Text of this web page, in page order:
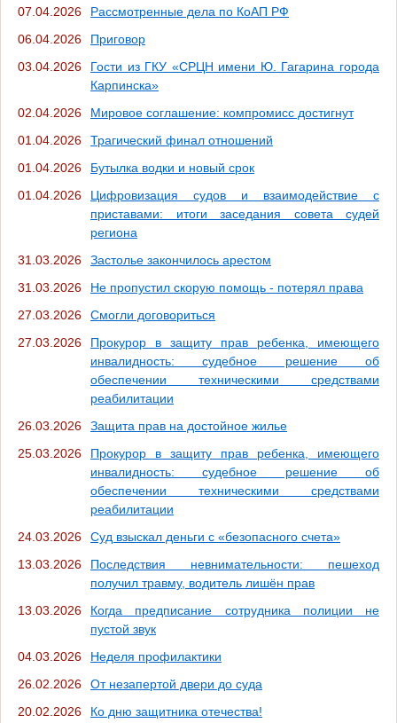
07.04.2026
Рассмотренные дела по КоАП РФ
06.04.2026
Приговор
03.04.2026
Гости из ГКУ «СРЦН имени Ю. Гагарина города
Карпинска»
02.04.2026
Мировое соглашение: компромисс достигнут
01.04.2026
Трагический финал отношений
01.04.2026
Бутылка водки и новый срок
01.04.2026
Цифровизация судов и взаимодействие с
приставами: итоги заседания совета судей
региона
31.03.2026
Застолье закончилось арестом
31.03.2026
Не пропустил скорую помощь - потерял права
27.03.2026
Смогли договориться
27.03.2026
Прокурор в защиту прав ребенка, имеющего
инвалидность: судебное решение об
обеспечении техническими средствами
реабилитации
26.03.2026
Защита прав на достойное жилье
25.03.2026
Прокурор в защиту прав ребенка, имеющего
инвалидность: судебное решение об
обеспечении техническими средствами
реабилитации
24.03.2026
Суд взыскал деньги с «безопасного счета»
13.03.2026
Последствия невнимательности: пешеход
получил травму, водитель лишён прав
13.03.2026
Когда предписание сотрудника полиции не
пустой звук
04.03.2026
Неделя профилактики
26.02.2026
От незапертой двери до суда
20.02.2026
Ко дню защитника отечества!